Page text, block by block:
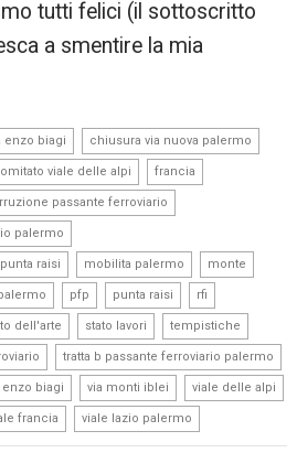
tutti felici (il sottoscritto
a smentire la mia
enzo biagi chiusura via nuova palermo
viale delle alpi francia
passante ferroviario
palermo
raisi mobilita palermo monte
pfp punta raisi rfi
dell'arte stato lavori tempistiche
tratta b passante ferroviario palermo
enzo biagi via monti iblei viale delle alpi
francia viale lazio palermo